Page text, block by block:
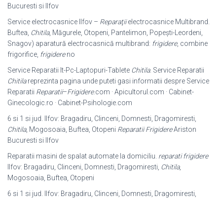
Bucuresti si Ilfov
Service electrocasnice Ilfov – Reparaţiielectrocasnice Multibrand.
Buftea, Chitila, Măgurele, Otopeni, Pantelimon, Popeşti-Leordeni,
Snagov) aparatură electrocasnică multibrand: frigidere, combine
frigorifice, frigidereno
Service Reparatii It-Pc-Laptopuri-Tablete Chitila. Service Reparatii
Chitilareprezinta pagina unde puteti gasi informatii despre Service
Reparatii Reparatii–Frigidere.com · Apicultorul.com · Cabinet-
Ginecologic.ro · Cabinet-Psihologie.com
6 si 1 si jud. Ilfov: Bragadiru, Clinceni, Domnesti, Dragomiresti,
Chitila, Mogosoaia, Buftea, Otopeni Reparatii FrigidereAriston
Bucuresti si Ilfov
Reparatii masini de spalat automate la domiciliu. reparati frigidere
Ilfov: Bragadiru, Clinceni, Domnesti, Dragomiresti, Chitila,
Mogosoaia, Buftea, Otopeni
6 si 1 si jud. Ilfov: Bragadiru, Clinceni, Domnesti, Dragomiresti,